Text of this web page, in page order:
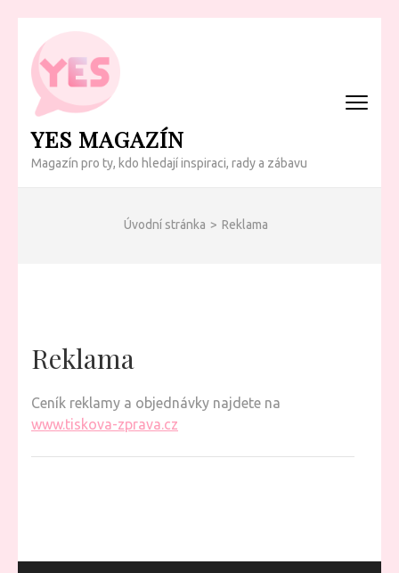
Přeskočit
obsah
(Enter)
YES MAGAZÍN
Magazín pro ty, kdo hledají inspiraci, rady a zábavu
Úvodní stránka > Reklama
Reklama
Ceník reklamy a objednávky najdete na
www.tiskova-zprava.cz